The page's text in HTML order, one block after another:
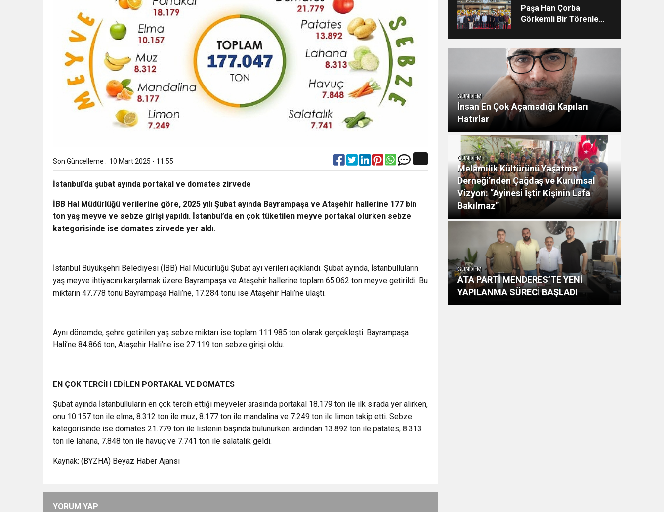
Son Güncelleme : 10 Mart 2025 - 11:55
İstanbul’da şubat ayında portakal ve domates zirvede
İBB Hal Müdürlüğü verilerine göre, 2025 yılı Şubat ayında Bayrampaşa ve Ataşehir hallerine 177 bin
ton yaş meyve ve sebze girişi yapıldı. İstanbul’da en çok tüketilen meyve portakal olurken sebze
kategorisinde ise domates zirvede yer aldı.
İstanbul Büyükşehri Belediyesi (İBB) Hal Müdürlüğü Şubat ayı verileri açıklandı. Şubat ayında, İstanbulluların
yaş meyve ihtiyacını karşılamak üzere Bayrampaşa ve Ataşehir hallerine toplam 65.062 ton meyve getirildi. Bu
miktarın 47.778 tonu Bayrampaşa Hali’ne, 17.284 tonu ise Ataşehir Hali’ne ulaştı.
Aynı dönemde, şehre getirilen yaş sebze miktarı ise toplam 111.985 ton olarak gerçekleşti. Bayrampaşa
Hali’ne 84.866 ton, Ataşehir Hali’ne ise 27.119 ton sebze girişi oldu.
EN ÇOK TERCİH EDİLEN PORTAKAL VE DOMATES
Şubat ayında İstanbulluların en çok tercih ettiği meyveler arasında portakal 18.179 ton ile ilk sırada yer alırken,
onu 10.157 ton ile elma, 8.312 ton ile muz, 8.177 ton ile mandalina ve 7.249 ton ile limon takip etti. Sebze
kategorisinde ise domates 21.779 ton ile listenin başında bulunurken, ardından 13.892 ton ile patates, 8.313
ton ile lahana, 7.848 ton ile havuç ve 7.741 ton ile salatalık geldi.
Kaynak: (BYZHA) Beyaz Haber Ajansı
YORUM YAP
adımı
Paşa Han Çorba
Görkemli Bir Törenle
GÜNDEM
İnsan En Çok Açamadığı Kapıları
Hatırlar
GÜNDEM
Melamilik Kültürünü Yaşatma
Derneği’nden Çağdaş ve Kurumsal
Vizyon: “Ayinesi İştir Kişinin Lafa
Bakılmaz”
GÜNDEM
ATA PARTİ MENDERES’TE YENİ
YAPILANMA SÜRECİ BAŞLADI